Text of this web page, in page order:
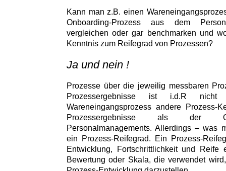
Kann man z.B. einen
Onboarding-Prozess aus dem
vergleichen oder gar benchmarken und
Kenntnis zum Reifegrad von Prozessen?
Ja und nein !
Prozesse über die jeweilig messbaren
Prozessergebnisse ist i.d.R
Wareneingangsprozess andere Prozess-
Prozessergebnisse als der
Personalmanagements. Allerdings – was
ein Prozess-Reifegrad. Ein Prozess-
Entwicklung, Fortschrittlichkeit und
Bewertung oder Skala, die verwendet